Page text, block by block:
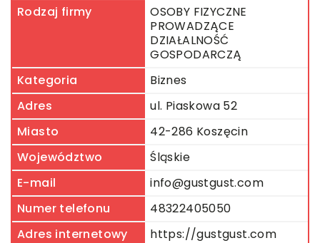
Rodzaj firmy
OSOBY FIZYCZNE
PROWADZĄCE
DZIAŁALNOŚĆ
GOSPODARCZĄ
Kategoria
Biznes
Adres
ul. Piaskowa 52
Miasto
42-286 Koszęcin
Województwo
Śląskie
E-mail
info@gustgust.com
Numer telefonu
48322405050
Adres internetowy
https://gustgust.com